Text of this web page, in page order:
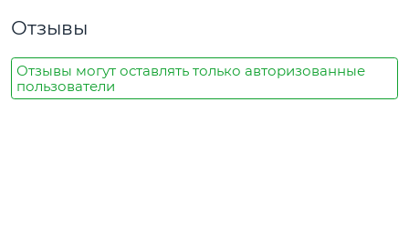
Отзывы
Отзывы могут оставлять только авторизованные
пользователи